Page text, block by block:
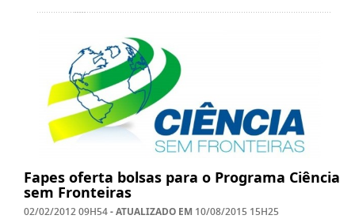
Fapes oferta bolsas para o Programa Ciência
sem Fronteiras
02/02/2012 09H54- ATUALIZADO EM 10/08/2015 15H25